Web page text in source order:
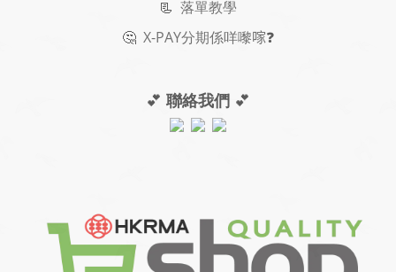
📃 落單教學
🤔 X-PAY分期係咩嚟𠺢❓
💕 聯絡我們 💕